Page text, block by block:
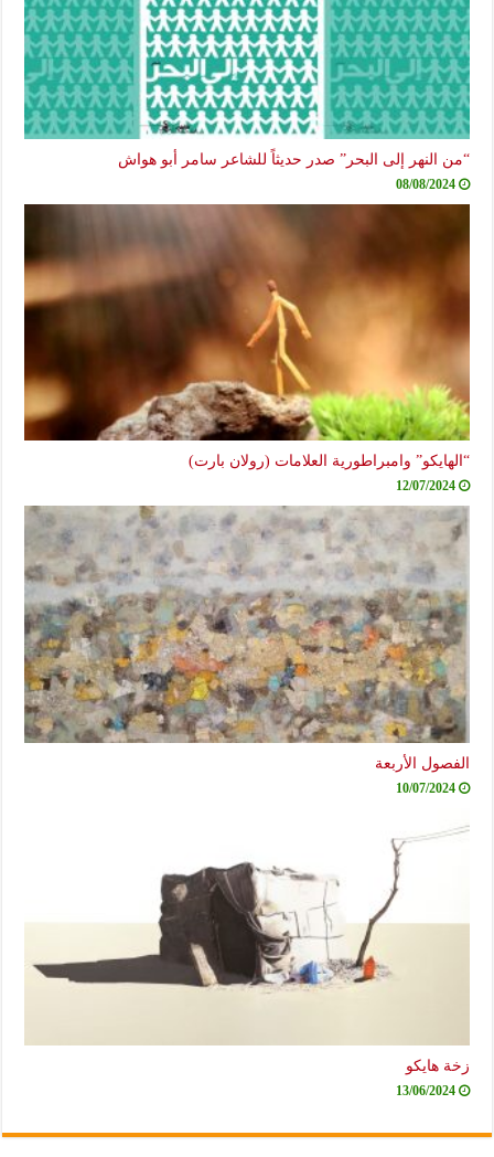
“من النهر إلى البحر” صدر حديثاً للشاعر سامر أبو هواش
08/08/2024
“الهايكو” وامبراطورية العلامات (رولان بارت)
12/07/2024
الفصول الأربعة
10/07/2024
زخة هايكو
13/06/2024